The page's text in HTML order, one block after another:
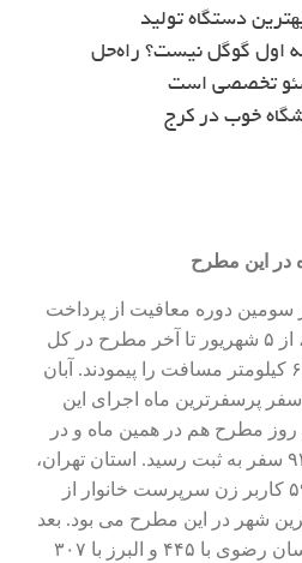
دستگاه تولید
اول گوگل نیست؟ راه‌حل
تخصصی است
خوب در کرج
در این مطرح
سومین دوره معافیت از پرداخت
کل
مسافت را
پیمودند. آبان‌
۱۴۰۳ با ۵۸۵ هزار و ۵۲۹ سفر پرسفرترین ماه اجرای این
مطرح هم در همین ماه و در
تاریخ ۱۴ آبان با ۲۲ هزار و ۹۳۹ سفر به ثبت رسید. استان تهران،
با منفعت‌مندی هزار و ۵۹۲ کاربر زن سرپرست خانوار از
شهر در این مطرح می بود. بعد
از پایتخت، استان‌های خراسان رضوی با ۴۴۵ و البرز با ۳۰۷